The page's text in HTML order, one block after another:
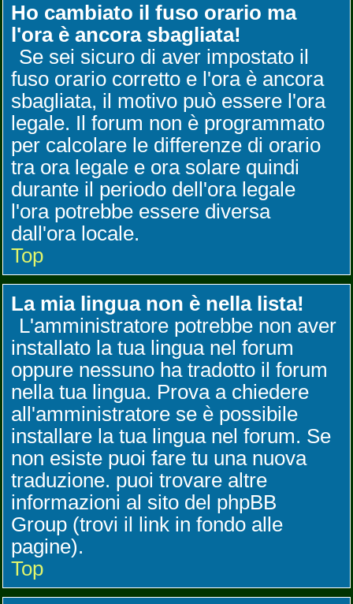
Ho cambiato il fuso orario ma
l'ora è ancora sbagliata!
Se sei sicuro di aver impostato il
fuso orario corretto e l'ora è ancora
sbagliata, il motivo può essere l'ora
legale. Il forum non è programmato
per calcolare le differenze di orario
tra ora legale e ora solare quindi
durante il periodo dell'ora legale
l'ora potrebbe essere diversa
dall'ora locale.
Top
La mia lingua non è nella lista!
L'amministratore potrebbe non aver
installato la tua lingua nel forum
oppure nessuno ha tradotto il forum
nella tua lingua. Prova a chiedere
all'amministratore se è possibile
installare la tua lingua nel forum. Se
non esiste puoi fare tu una nuova
traduzione. puoi trovare altre
informazioni al sito del phpBB
Group (trovi il link in fondo alle
pagine).
Top